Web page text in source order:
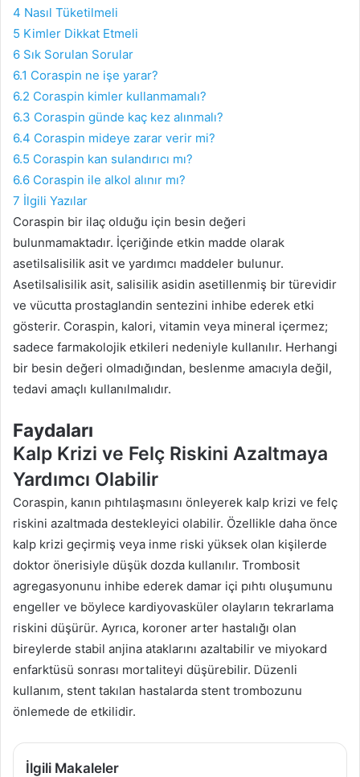
4 Nasıl Tüketilmeli
5 Kimler Dikkat Etmeli
6 Sık Sorulan Sorular
6.1 Coraspin ne işe yarar?
6.2 Coraspin kimler kullanmamalı?
6.3 Coraspin günde kaç kez alınmalı?
6.4 Coraspin mideye zarar verir mi?
6.5 Coraspin kan sulandırıcı mı?
6.6 Coraspin ile alkol alınır mı?
7 İlgili Yazılar
Coraspin bir ilaç olduğu için besin değeri
bulunmamaktadır. İçeriğinde etkin madde olarak
asetilsalisilik asit ve yardımcı maddeler bulunur.
Asetilsalisilik asit, salisilik asidin asetillenmiş bir türevidir
ve vücutta prostaglandin sentezini inhibe ederek etki
gösterir. Coraspin, kalori, vitamin veya mineral içermez;
sadece farmakolojik etkileri nedeniyle kullanılır. Herhangi
bir besin değeri olmadığından, beslenme amacıyla değil,
tedavi amaçlı kullanılmalıdır.
Faydaları
Kalp Krizi ve Felç Riskini Azaltmaya
Yardımcı Olabilir
Coraspin, kanın pıhtılaşmasını önleyerek kalp krizi ve felç
riskini azaltmada destekleyici olabilir. Özellikle daha önce
kalp krizi geçirmiş veya inme riski yüksek olan kişilerde
doktor önerisiyle düşük dozda kullanılır. Trombosit
agregasyonunu inhibe ederek damar içi pıhtı oluşumunu
engeller ve böylece kardiyovasküler olayların tekrarlama
riskini düşürür. Ayrıca, koroner arter hastalığı olan
bireylerde stabil anjina ataklarını azaltabilir ve miyokard
enfarktüsü sonrası mortaliteyi düşürebilir. Düzenli
kullanım, stent takılan hastalarda stent trombozunu
önlemede de etkilidir.
İlgili Makaleler